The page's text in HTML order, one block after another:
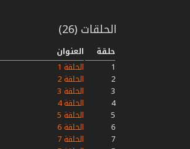
الحلقات (26)
حلقة العنوان
1
الحلقة 1
2
الحلقة 2
3
الحلقة 3
4
الحلقة 4
5
الحلقة 5
6
الحلقة 6
7
الحلقة 7